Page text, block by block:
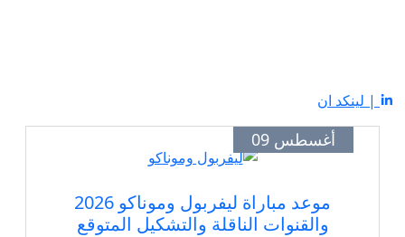
| لينكد ان
أغسطس 09
موعد مباراة ليفربول وموناكو 2026
والقنوات الناقلة والتشكيل المتوقع